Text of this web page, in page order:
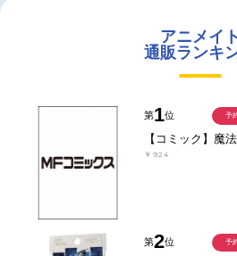
アニメイト
通販ランキ
第1位
【コミック】魔
￥924
予
第2位 予